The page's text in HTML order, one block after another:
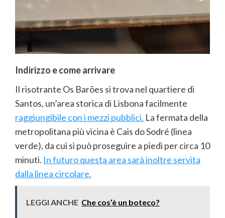
Indirizzo e come arrivare
Il risotrante Os Barões si trova nel quartiere di
Santos, un’area storica di Lisbona facilmente
raggiungibile con i mezzi pubblici. La fermata della
metropolitana più vicina è Cais do Sodré (linea
verde), da cui si può proseguire a piedi per circa 10
minuti. In futuro questa area sarà inoltre servita
dalla linea circolare.
LEGGI ANCHE Che cos’è un boteco?